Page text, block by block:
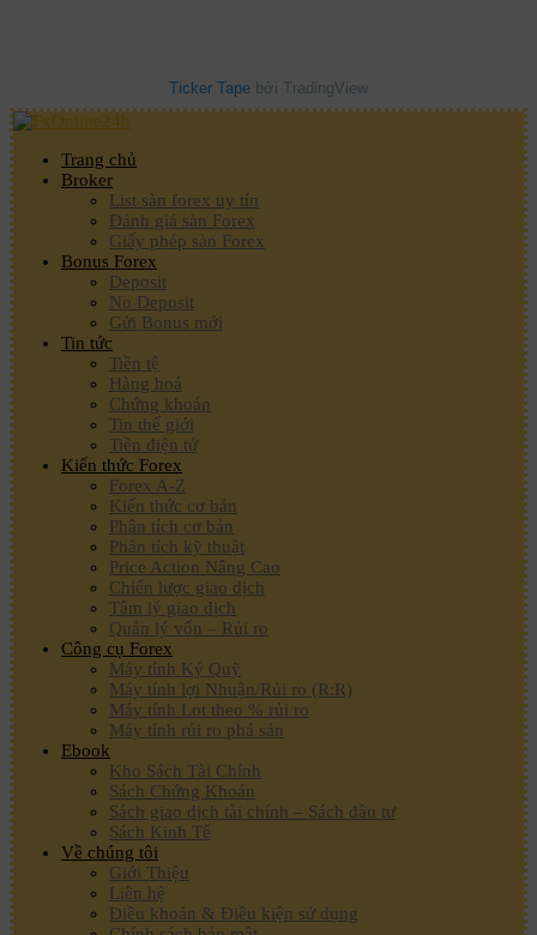
Ticker Tape bởi TradingView
Trang chủ
Broker
List sàn forex uy tín
Đánh giá sàn Forex
Giấy phép sàn Forex
Bonus Forex
Deposit
No Deposit
Gửi Bonus mới
Tin tức
Tiền tệ
Hàng hoá
Chứng khoán
Tin thế giới
Tiền điện tử
Kiến thức Forex
Forex A-Z
Kiến thức cơ bản
Phân tích cơ bản
Phân tích kỹ thuật
Price Action Nâng Cao
Chiến lược giao dịch
Tâm lý giao dịch
Quản lý vốn – Rủi ro
Công cụ Forex
Máy tính Ký Quỹ
Máy tính lợi Nhuận/Rủi ro (R:R)
Máy tính Lot theo % rủi ro
Máy tính rủi ro phá sản
Ebook
Kho Sách Tài Chính
Sách Chứng Khoán
Sách giao dịch tài chính – Sách đầu tư
Sách Kinh Tế
Về chúng tôi
Giới Thiệu
Liên hệ
Điều khoản & Điều kiện sử dụng